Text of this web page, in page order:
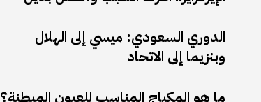
الدوري السعودي: ميسي إلى الهلال
وبنزيما إلى الاتحاد
ما هو المكياج المناسب للعيون المبطنة؟